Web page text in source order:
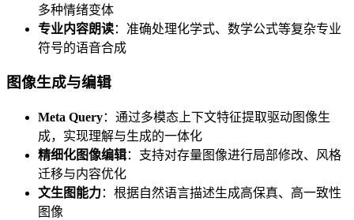
多种情绪变体
专业内容朗读：准确处理化学式、数学公式等复杂专业
符号的语音合成
图像生成与编辑
Meta Query：通过多模态上下文特征提取驱动图像生
成，实现理解与生成的一体化
精细化图像编辑：支持对存量图像进行局部修改、风格
迁移与内容优化
文生图能力：根据自然语言描述生成高保真、高一致性
图像